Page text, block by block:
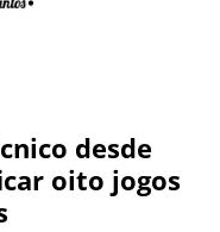
desde
oito jogos